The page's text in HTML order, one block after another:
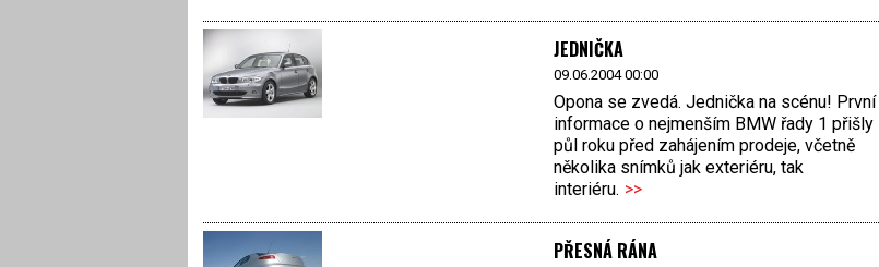
JEDNIČKA
09.06.2004 00:00
Opona se zvedá. Jednička na scénu! První
informace o nejmenším BMW řady 1 přišly
půl roku před zahájením prodeje, včetně
několika snímků jak exteriéru, tak
interiéru. >>
PŘESNÁ RÁNA